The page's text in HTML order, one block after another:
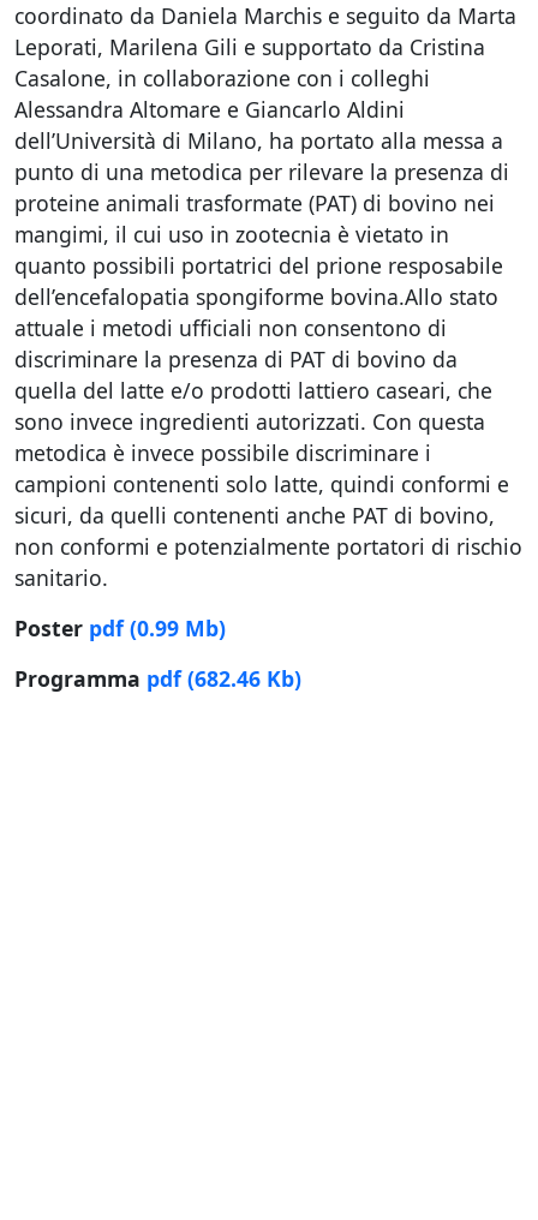
coordinato da Daniela Marchis e seguito da Marta
Leporati, Marilena Gili e supportato da Cristina
Casalone, in collaborazione con i colleghi
Alessandra Altomare e Giancarlo Aldini
dell’Università di Milano, ha portato alla messa a
punto di una metodica per rilevare la presenza di
proteine animali trasformate (PAT) di bovino nei
mangimi, il cui uso in zootecnia è vietato in
quanto possibili portatrici del prione resposabile
dell’encefalopatia spongiforme bovina.Allo stato
attuale i metodi ufficiali non consentono di
discriminare la presenza di PAT di bovino da
quella del latte e/o prodotti lattiero caseari, che
sono invece ingredienti autorizzati. Con questa
metodica è invece possibile discriminare i
campioni contenenti solo latte, quindi conformi e
sicuri, da quelli contenenti anche PAT di bovino,
non conformi e potenzialmente portatori di rischio
sanitario.
Poster pdf (0.99 Mb)
Programma pdf (682.46 Kb)